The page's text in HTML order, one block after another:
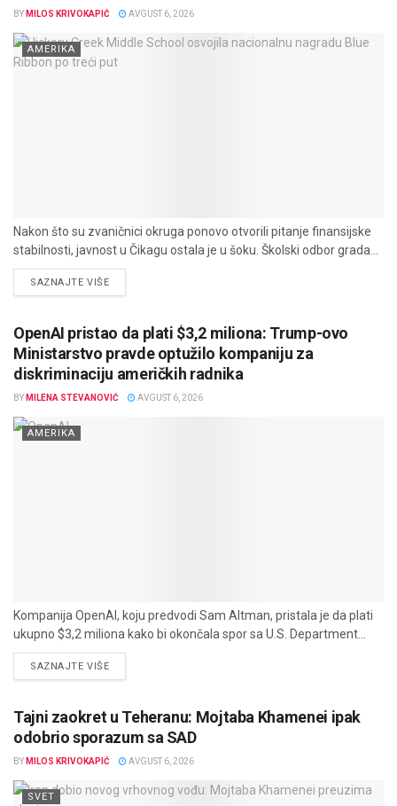
BY MILOS KRIVOKAPIĆ AVGUST 6, 2026
AMERIKA
Nakon što su zvaničnici okruga ponovo otvorili pitanje finansijske
stabilnosti, javnost u Čikagu ostala je u šoku. Školski odbor grada...
SAZNAJTE VIŠEDETAILS
OpenAI pristao da plati $3,2 miliona: Trump-ovo
Ministarstvo pravde optužilo kompaniju za
diskriminaciju američkih radnika
BY MILENA STEVANOVIĆ AVGUST 6, 2026
AMERIKA
Kompanija OpenAI, koju predvodi Sam Altman, pristala je da plati
ukupno $3,2 miliona kako bi okončala spor sa U.S. Department...
SAZNAJTE VIŠEDETAILS
Tajni zaokret u Teheranu: Mojtaba Khamenei ipak
odobrio sporazum sa SAD
BY MILOS KRIVOKAPIĆ AVGUST 6, 2026
SVET